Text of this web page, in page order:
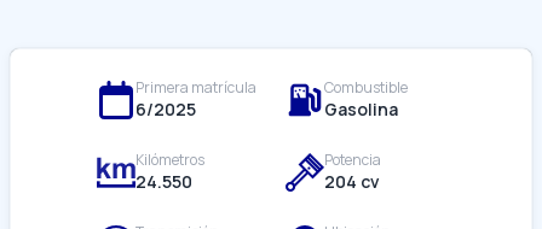
Primera matrícula
6/2025
Combustible
Gasolina
Kilómetros
24.550
Potencia
204 cv